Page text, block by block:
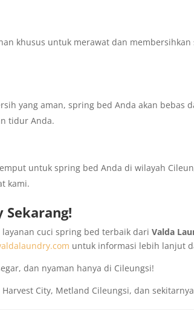
khusus untuk merawat dan
yang aman, spring bed Anda akan bebas
tidur Anda.
untuk spring bed Anda di wilayah
kami.
Sekarang!
layanan cuci spring bed terbaik dariValda
untuk informasi lebih lanjut
dan nyaman hanya di Cileungsi!
City, Metland Cileungsi, dan